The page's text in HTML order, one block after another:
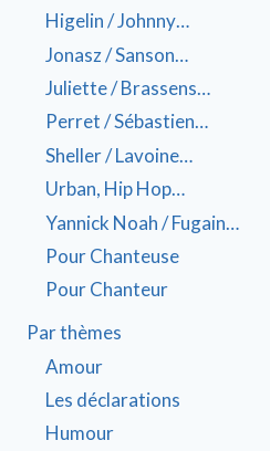
Higelin / Johnny…
Jonasz / Sanson…
Juliette / Brassens…
Perret / Sébastien…
Sheller / Lavoine…
Urban, Hip Hop…
Yannick Noah / Fugain…
Pour Chanteuse
Pour Chanteur
Par thèmes
Amour
Les déclarations
Humour